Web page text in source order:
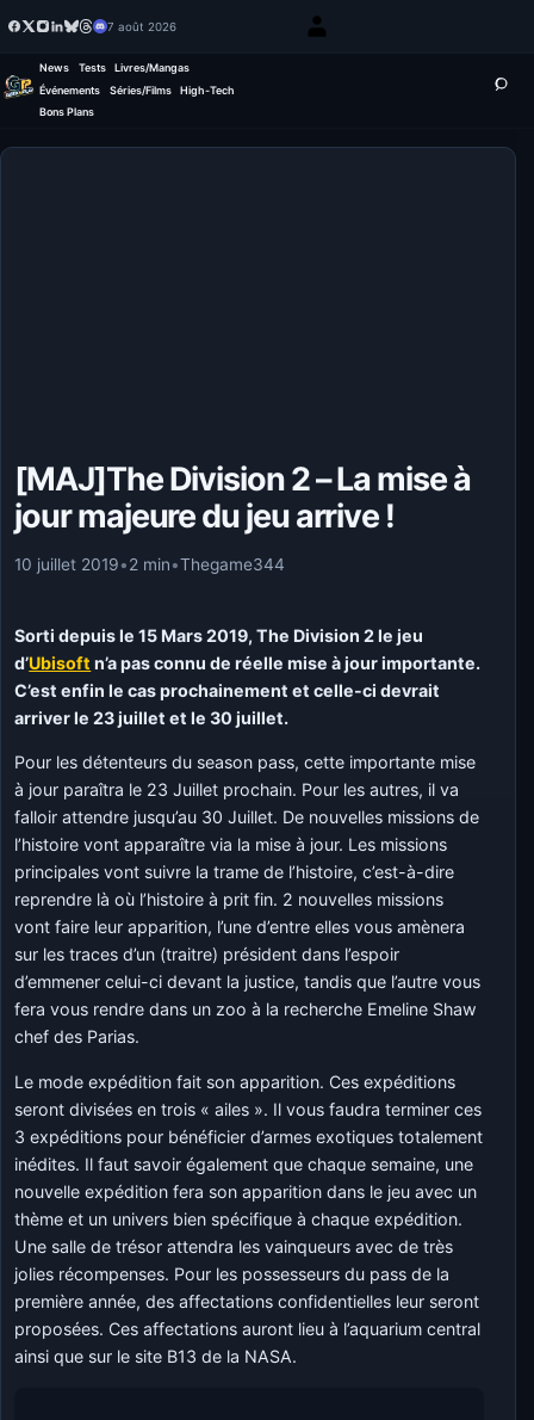
7 août 2026
News Tests
Livres/Mangas
Événements
Séries/Films
High-Tech
Bons Plans
[MAJ]The Division 2 – La mise à
jour majeure du jeu arrive !
10 juillet 2019•2 min•Thegame344
Sorti depuis le 15 Mars 2019, The Division 2 le jeu
d’Ubisoft n’a pas connu de réelle mise à jour importante.
C’est enfin le cas prochainement et celle-ci devrait
arriver le 23 juillet et le 30 juillet.
Pour les détenteurs du season pass, cette importante mise
à jour paraîtra le 23 Juillet prochain. Pour les autres, il va
falloir attendre jusqu’au 30 Juillet. De nouvelles missions de
l’histoire vont apparaître via la mise à jour. Les missions
principales vont suivre la trame de l’histoire, c’est-à-dire
reprendre là où l’histoire à prit fin. 2 nouvelles missions
vont faire leur apparition, l’une d’entre elles vous amènera
sur les traces d’un (traitre) président dans l’espoir
d’emmener celui-ci devant la justice, tandis que l’autre vous
fera vous rendre dans un zoo à la recherche Emeline Shaw
chef des Parias.
Le mode expédition fait son apparition. Ces expéditions
seront divisées en trois « ailes ». Il vous faudra terminer ces
3 expéditions pour bénéficier d’armes exotiques totalement
inédites. Il faut savoir également que chaque semaine, une
nouvelle expédition fera son apparition dans le jeu avec un
thème et un univers bien spécifique à chaque expédition.
Une salle de trésor attendra les vainqueurs avec de très
jolies récompenses. Pour les possesseurs du pass de la
première année, des affectations confidentielles leur seront
proposées. Ces affectations auront lieu à l’aquarium central
ainsi que sur le site B13 de la NASA.